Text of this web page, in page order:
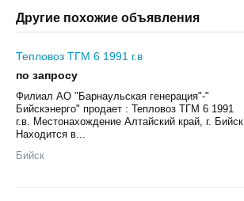
Другие похожие объявления
Тепловоз ТГМ 6 1991 г.в
по запросу
Филиал АО "Барнаульская генерация"-"
Бийскэнерго" продает : Тепловоз ТГМ 6 1991
г.в. Местонахождение Алтайский край, г. Бийск
Находится в...
Бийск